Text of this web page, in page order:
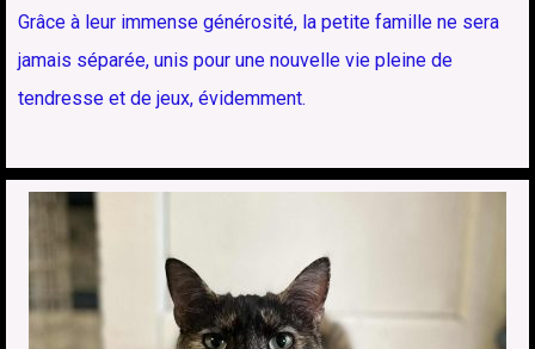
Grâce à leur immense générosité, la petite famille ne sera
jamais séparée, unis pour une nouvelle vie pleine de
tendresse et de jeux, évidemment.